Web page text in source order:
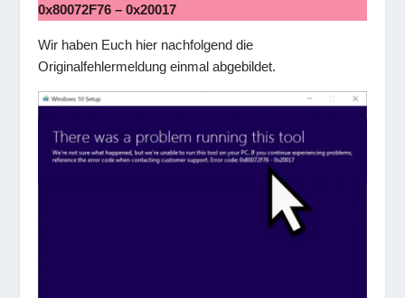
0x80072F76 – 0x20017
Wir haben Euch hier nachfolgend die
Originalfehlermeldung einmal abgebildet.